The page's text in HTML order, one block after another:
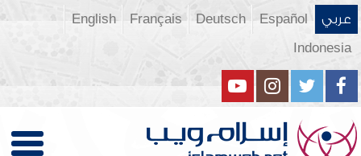
عربي Español
Deutsch
Français
English
Indonesia